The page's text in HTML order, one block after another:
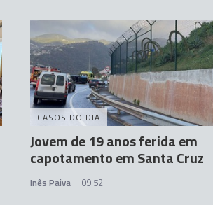
CASOS DO DIA
Jovem de 19 anos ferida em
capotamento em Santa Cruz
Inês Paiva 09:52